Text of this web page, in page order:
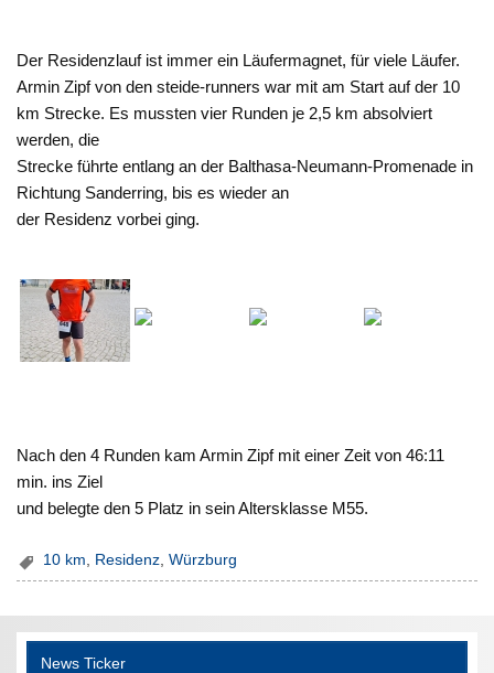
Der Residenzlauf ist immer ein Läufermagnet, für viele Läufer.
Armin Zipf von den steide-runners war mit am Start auf der 10
km Strecke. Es mussten vier Runden je 2,5 km absolviert
werden, die
Strecke führte entlang an der Balthasa-Neumann-Promenade in
Richtung Sanderring, bis es wieder an
der Residenz vorbei ging.
Nach den 4 Runden kam Armin Zipf mit einer Zeit von 46:11
min. ins Ziel
und belegte den 5 Platz in sein Altersklasse M55.
10 km, Residenz,Würzburg
News Ticker